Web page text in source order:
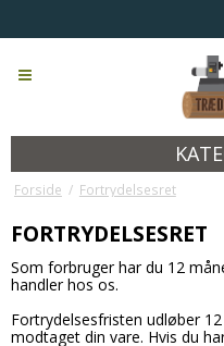
Forside / Fortrydelsesret
FORTRYDELSESRET
Som forbruger har du 12
handler hos os.
Fortrydelsesfristen udløber
modtaget din vare. Hvis du